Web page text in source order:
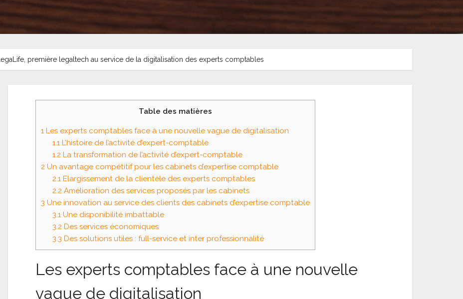
LegaLife, première legaltech au service de la digitalisation des experts comptables
Table des matières
1 Les experts comptables face à une nouvelle vague de digitalisation
1.1L’histoire de l’activité d’expert-comptable
1.2La transformation de l’activité d’expert-comptable
2 Un avantage compétitif pour les cabinets d’expertise comptable
2.1Elargissement de la clientèle des experts comptables
2.2Amélioration des services proposés par les cabinets
3 Une innovation au service des clients des cabinets d’expertise comptable
3.1Une disponibilité imbattable
3.2Des services économiques
3.3 Des solutions utiles : full-service et inter professionnalité
Les experts comptables face à une nouvelle
vague de digitalisation